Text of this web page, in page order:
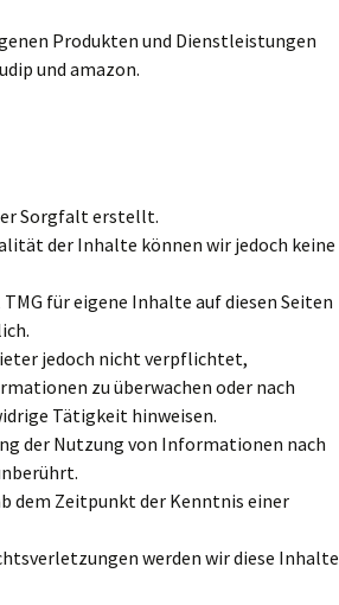
Produkten und Dienstleistungen
und amazon.
Sorgfalt erstellt.
der Inhalte können wir jedoch keine
für eigene Inhalte auf diesen Seiten
jedoch nicht verpflichtet,
zu überwachen oder nach
Tätigkeit hinweisen.
der Nutzung von Informationen nach
dem Zeitpunkt der Kenntnis einer
werden wir diese Inhalte